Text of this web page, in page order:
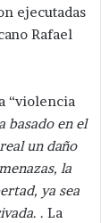
ejecutadas
Rafael
“violencia
basado en el
un daño
la
ya sea
. . La